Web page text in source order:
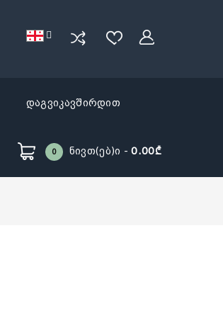
დაგვიკავშირდით
0 Ნივთ(ებ)ი -0.00₾